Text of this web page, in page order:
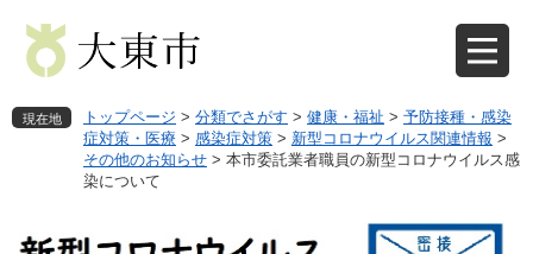
先
を 現在地 トップページ > 分類でさがす > 健康・福祉 > 予防接種・感染
症対策・医療 > 感染症対策 > 新型コロナウイルス関連情報 >
その他のお知らせ > 本市委託業者職員の新型コロナウイルス感
染について